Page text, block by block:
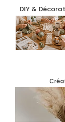
DIY &